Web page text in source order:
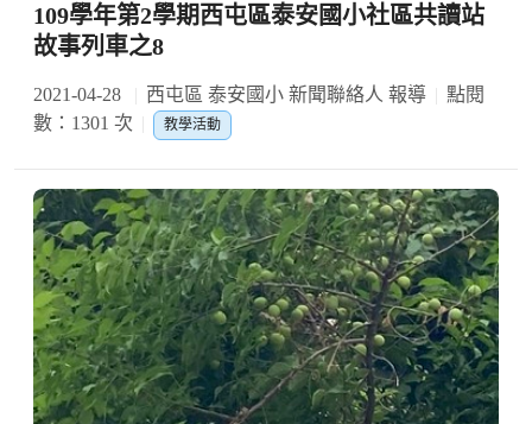
109學年第2學期西屯區泰安國小社區共讀站
故事列車之8
2021-04-28 西屯區 泰安國小 新聞聯絡人 報導
點閱
數：1301 次
教學活動